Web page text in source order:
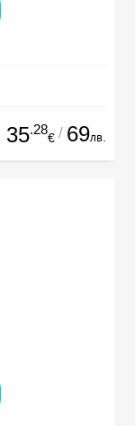
35.28
€ / 69лв.